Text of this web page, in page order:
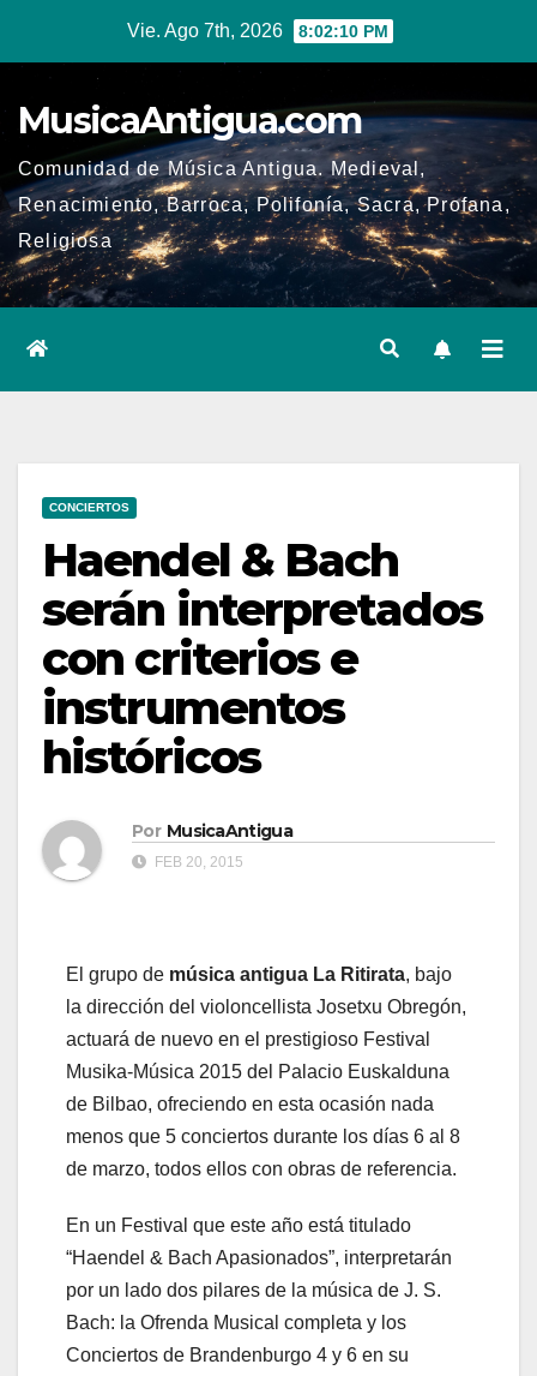
Vie. Ago 7th, 2026 8:02:10 PM
MusicaAntigua.com
Comunidad de Música Antigua. Medieval,
Renacimiento, Barroca, Polifonía, Sacra, Profana,
Religiosa
CONCIERTOS
Haendel & Bach
serán interpretados
con criterios e
instrumentos
históricos
Por MusicaAntigua
FEB 20, 2015
El grupo de música antigua La Ritirata, bajo
la dirección del violoncellista Josetxu Obregón,
actuará de nuevo en el prestigioso Festival
Musika-Música 2015 del Palacio Euskalduna
de Bilbao, ofreciendo en esta ocasión nada
menos que 5 conciertos durante los días 6 al 8
de marzo, todos ellos con obras de referencia.
En un Festival que este año está titulado
“Haendel & Bach Apasionados”, interpretarán
por un lado dos pilares de la música de J. S.
Bach: la Ofrenda Musical completa y los
Conciertos de Brandenburgo 4 y 6 en su